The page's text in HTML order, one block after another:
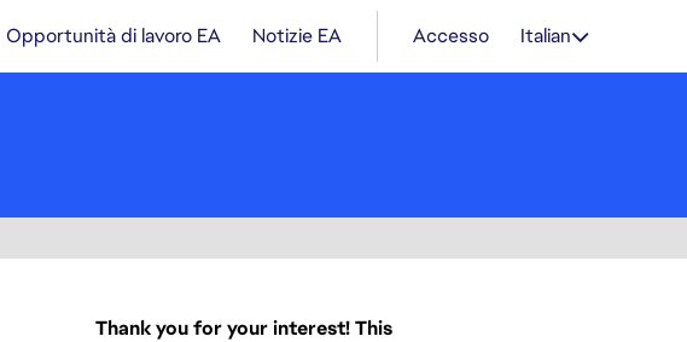
Opportunità di lavoro EA Notizie EA Accesso Italian
Thank you for your interest! This